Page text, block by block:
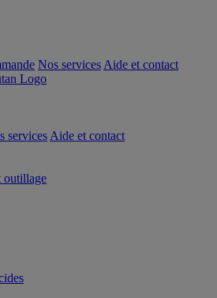
Nos services